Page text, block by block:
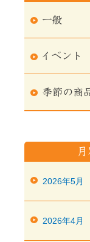
2026年5月
2026年4月